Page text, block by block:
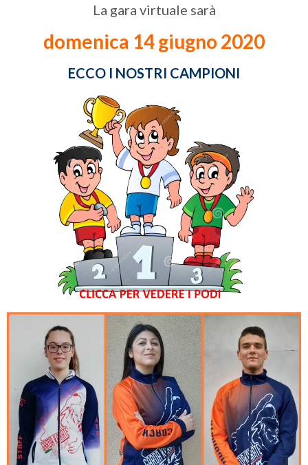
La gara virtuale sarà
domenica 14 giugno 2020
ECCO I NOSTRI CAMPIONI